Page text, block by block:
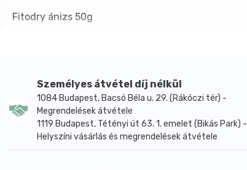
Fitodry ánizs 50g
Személyes átvétel díj nélkül
1084 Budapest, Bacsó Béla u. 29. (Rákóczi tér) -
Megrendelések átvétele
1119 Budapest, Tétényi út 63. 1. emelet (Bikás Park) -
Helyszíni vásárlás és megrendelések átvétele